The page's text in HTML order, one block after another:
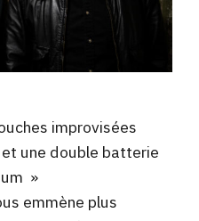
improvisées
une double batterie
»
emmène plus